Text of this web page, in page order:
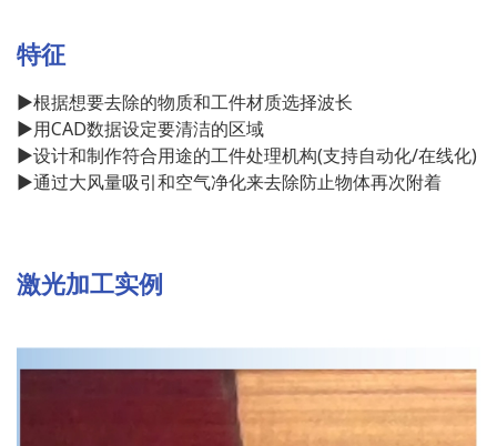
特征
▶根据想要去除的物质和工件材质选择波长
▶用CAD数据设定要清洁的区域
▶设计和制作符合用途的工件处理机构(支持自动化/在线化)
▶通过大风量吸引和空气净化来去除防止物体再次附着
激光加工实例